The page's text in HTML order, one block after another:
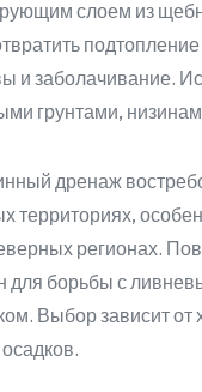
слоем из
подтопление
и заболачивание.
грунтами,
дренаж
территориях,
регионах.
для борьбы с
Выбор зависит от